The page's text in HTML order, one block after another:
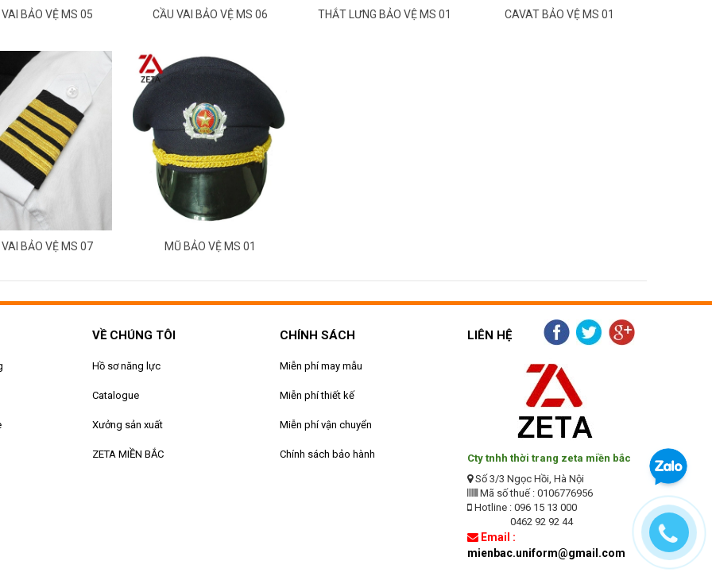
BẢO VỆ MS 05 CẦU VAI BẢO VỆ MS 06 THẮT LƯNG BẢO VỆ MS 01 CAVAT BẢO VỆ MS 01
BẢO VỆ MS 07 MŨ BẢO VỆ MS 01
VỀ CHÚNG TÔI
Hồ sơ năng lực
Catalogue
Xưởng sản xuất
ZETA MIỀN BẮC
CHÍNH SÁCH
Miễn phí may mẫu
Miễn phí thiết kế
Miễn phí vận chuyển
Chính sách bảo hành
LIÊN HỆ
Cty tnhh thời trang zeta miền bắc
Số 3/3 Ngọc Hồi, Hà Nội
Mã số thuế : 0106776956
Hotline : 096 15 13 000
0462 92 92 44
Email :
mienbac.uniform@gmail.com